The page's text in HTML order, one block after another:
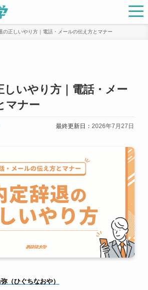
の正しいやり方｜電話・メールの伝え方とマナー
しいやり方｜電話・メー
マナー
最終更新日：2026年7月27日
（ひぐちなおや）